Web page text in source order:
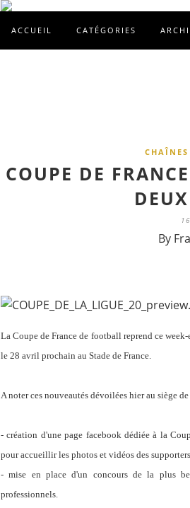
ACCUEIL CATÉGORIES
COUPE DE
By
La Coupe de France de football reprend ce
le 28 avril prochain au Stade de France.
A noter ces nouveautés dévoilées hier au siège
- création d'une page facebook dédiée à la
pour accueillir les photos et vidéos des
- mise en place d'un concours de la plus
professionnels.